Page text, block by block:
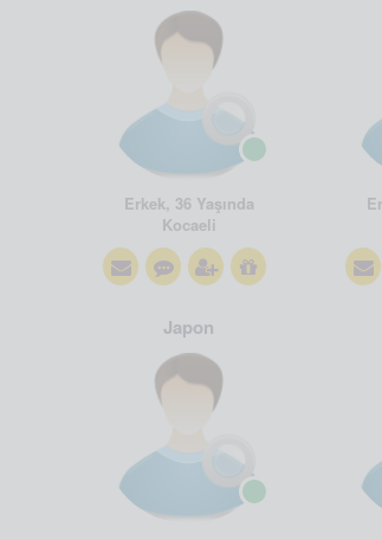
Erkek, 36 Yaşında
Kocaeli
Japon